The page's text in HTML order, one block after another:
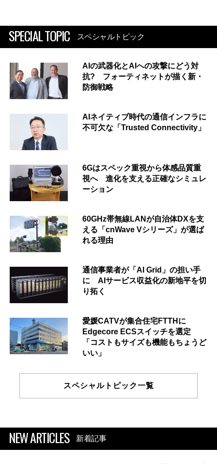
SPECIAL TOPIC スペシャルトピック
AIの武器化とAIへの攻撃にどう対
抗? フォーティネットが描く新・
防御戦略
AIネイティブ時代の通信インフラに
不可欠な「Trusted Connectivity」
6Gはスペック重視から体感品質重
視へ 進化を支える正確なシミュレ
ーション
60GHz帯無線LANが自治体DXを支
える「cnWave Vシリーズ」が選ば
れる理由
通信事業者が「AI Grid」の担い手
に AIサービス収益化の新地平を切
り拓く
愛媛CATVが集合住宅FTTHに
Edgecore ECSスイッチを選定
「コストもサイズも機能もちょうど
いい」
スペシャルトピック一覧
NEW ARTICLES 新着記事